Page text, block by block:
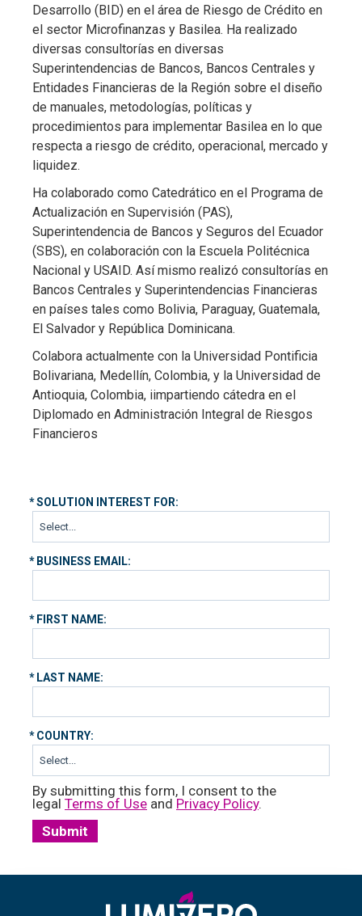
Desarrollo (BID) en el área de Riesgo de Crédito en
el sector Microfinanzas y Basilea. Ha realizado
diversas consultorías en diversas
Superintendencias de Bancos, Bancos Centrales y
Entidades Financieras de la Región sobre el diseño
de manuales, metodologías, políticas y
procedimientos para implementar Basilea en lo que
respecta a riesgo de crédito, operacional, mercado y
liquidez.
Ha colaborado como Catedrático en el Programa de
Actualización en Supervisión (PAS),
Superintendencia de Bancos y Seguros del Ecuador
(SBS), en colaboración con la Escuela Politécnica
Nacional y USAID. Así mismo realizó consultorías en
Bancos Centrales y Superintendencias Financieras
en países tales como Bolivia, Paraguay, Guatemala,
El Salvador y República Dominicana.
Colabora actualmente con la Universidad Pontificia
Bolivariana, Medellín, Colombia, y la Universidad de
Antioquia, Colombia, iimpartiendo cátedra en el
Diplomado en Administración Integral de Riesgos
Financieros
*SOLUTION INTEREST FOR:
*BUSINESS EMAIL:
*FIRST NAME:
*LAST NAME:
*COUNTRY:
By submitting this form, I consent to the
legal Terms of Use and Privacy Policy.
Submit